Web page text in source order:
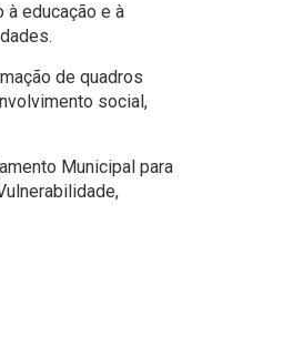
educação e à
de quadros
social,
Municipal para